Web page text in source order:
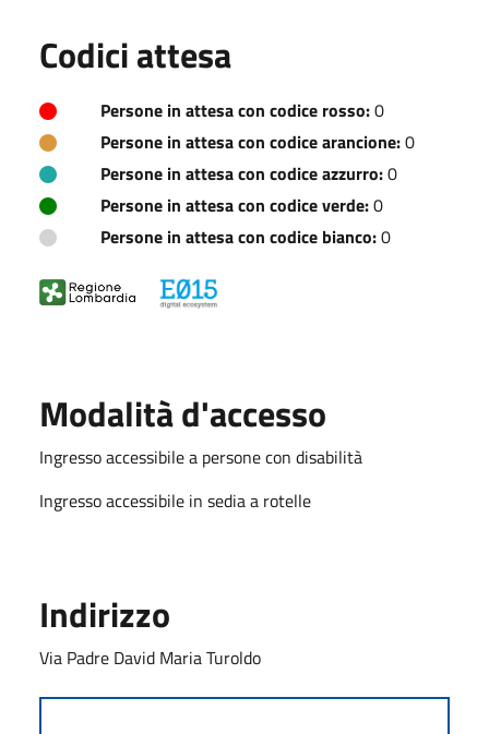
Codici attesa
Persone in attesa con codice rosso:0
Persone in attesa con codice arancione:0
Persone in attesa con codice azzurro:0
Persone in attesa con codice verde:0
Persone in attesa con codice bianco:0
Modalità d'accesso
Ingresso accessibile a persone con disabilità
Ingresso accessibile in sedia a rotelle
Indirizzo
Via Padre David Maria Turoldo